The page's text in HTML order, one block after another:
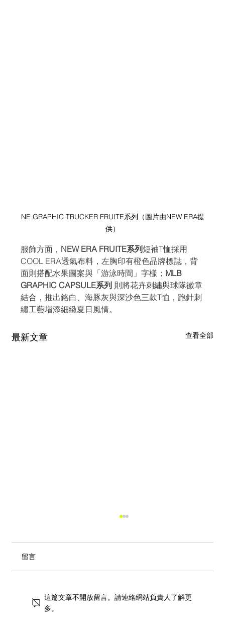
NE GRAPHIC TRUCKER FRUITE系列（圖片由NEW ERA提
供）
服飾方面， NEW ERA FRUITE系列短袖T恤採用
COOL ERA透氣布料，左胸印有橙色品牌標誌，背
面則搭配水果圖案與「游泳時間」字樣； MLB
GRAPHIC CAPSULE系列 則將花卉刺繡與球隊徽章
結合，推出鉻白、海豚灰與深沙色三款T恤，跑針刺
繡工藝增添細緻夏日風情。
最新文章 查看全部
留言
這篇文章不開放留言。請連絡網站負責人了解更
多。